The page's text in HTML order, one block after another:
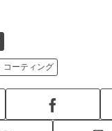
コーティング